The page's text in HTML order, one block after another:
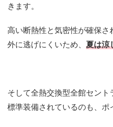
きます。
高い断熱性と気密性が確保
外に逃げにくいため、 夏は涼
そして全熱交換型全館セン
標準装備されているのも、ポ